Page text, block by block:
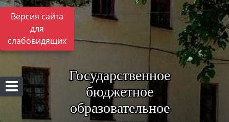
Версия сайта
для
слабовидящих
Государственное
бюджетное
образовательное